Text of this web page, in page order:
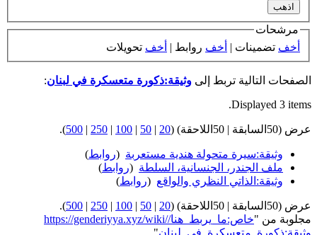
مرشحات
أخف تضمينات | أخف روابط | أخف تحويلات
الصفحات التالية تربط إلى وثيقة:ذكورة متعسكرة في لبنان:
Displayed 3 items.
عرض (50السابقة | 50اللاحقة) ( 20
|
50
|
100
|
250
|
500
).
وثيقة:سيرة متحولة هندية مستعربة (روابط)
ملف الجندر، الجنسانية، السلطة (روابط)
وثيقة:الذاتي النظري والواقع (روابط)
عرض (50السابقة | 50اللاحقة) ( 20
|
50
|
100
|
250
|
500
).
مجلوبة من "
https://genderiyya.xyz/wiki/خاص:ما_يربط_هنا/
وثيقة:ذكورة_متعسكرة_في_لبنان"